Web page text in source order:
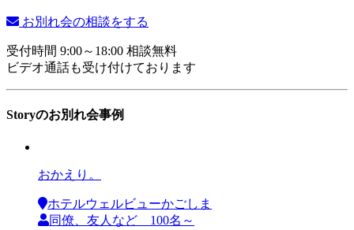
お別れ会の相談をする
受付時間 9:00～18:00 相談無料
ビデオ通話も受け付けております
Storyのお別れ会事例
おかえり。
ホテルウェルビューかごしま
同僚、友人など 100名～